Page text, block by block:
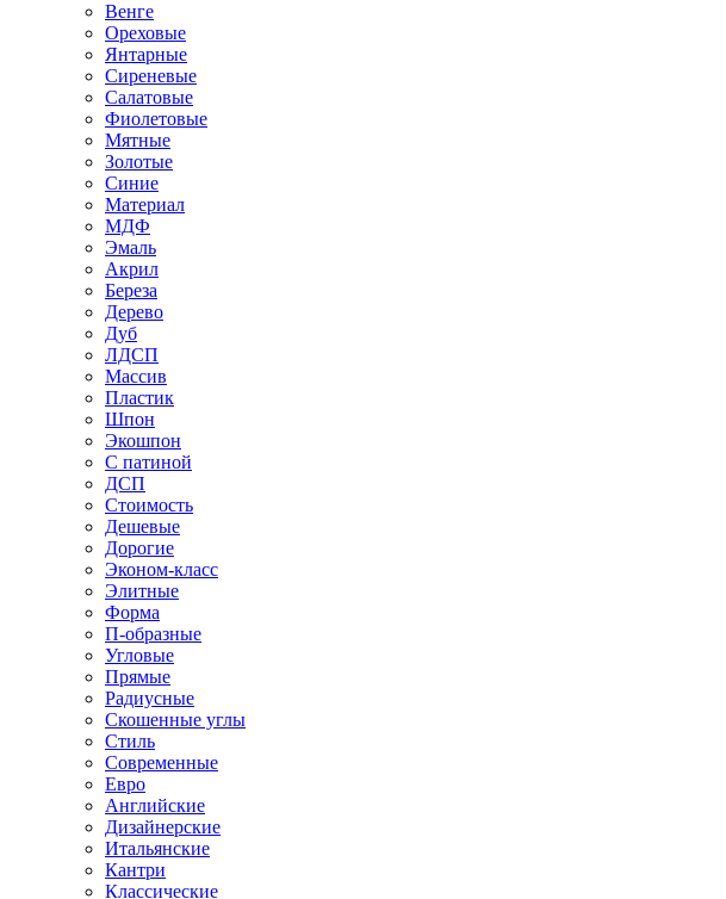
Венге
Ореховые
Янтарные
Сиреневые
Салатовые
Фиолетовые
Мятные
Золотые
Синие
Материал
МДФ
Эмаль
Акрил
Береза
Дерево
Дуб
ЛДСП
Массив
Пластик
Шпон
Экошпон
С патиной
ДСП
Стоимость
Дешевые
Дорогие
Эконом-класс
Элитные
Форма
П-образные
Угловые
Прямые
Радиусные
Скошенные углы
Стиль
Современные
Евро
Английские
Дизайнерские
Итальянские
Кантри
Классические